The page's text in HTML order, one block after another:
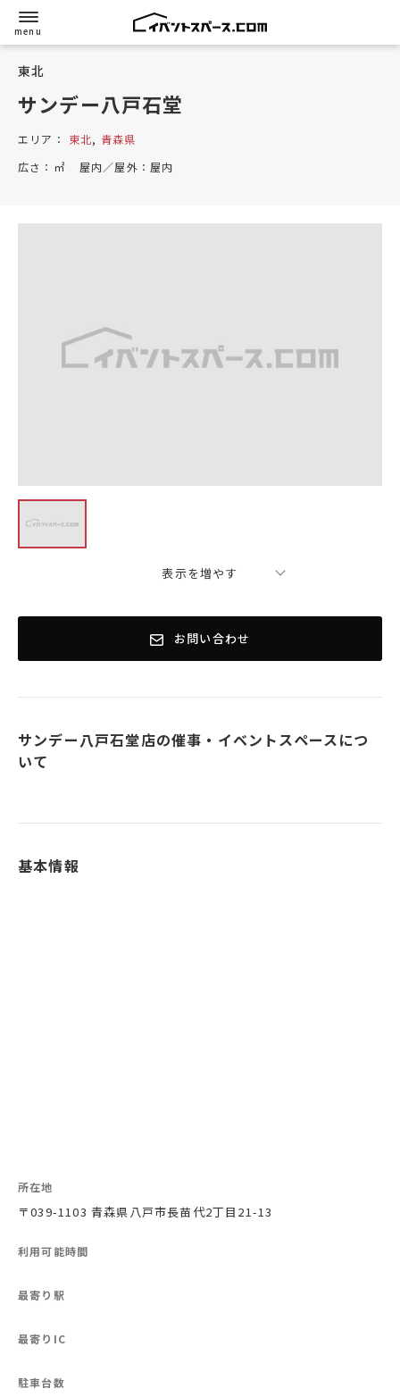
東北
サンデー八戸石堂
エリア： 東北, 青森県
広さ： ㎡ 屋内／屋外： 屋内
表示を増やす
お問い合わせ
サンデー八戸石堂店の催事・イベントスペースにつ
いて
基本情報
所在地
〒039-1103 青森県八戸市長苗代2丁目21-13
利用可能時間
最寄り駅
最寄りIC
駐車台数